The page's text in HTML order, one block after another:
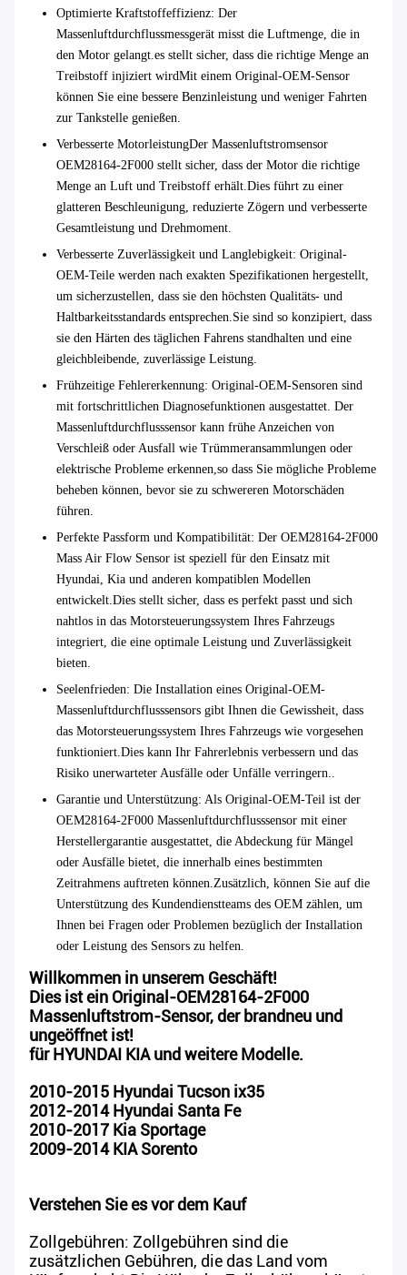
Optimierte Kraftstoffeffizienz: Der
Massenluftdurchflussmessgerät misst die Luftmenge, die in
den Motor gelangt.es stellt sicher, dass die richtige Menge an
Treibstoff injiziert wirdMit einem Original-OEM-Sensor
können Sie eine bessere Benzinleistung und weniger Fahrten
zur Tankstelle genießen.
Verbesserte MotorleistungDer Massenluftstromsensor
OEM28164-2F000 stellt sicher, dass der Motor die richtige
Menge an Luft und Treibstoff erhält.Dies führt zu einer
glatteren Beschleunigung, reduzierte Zögern und verbesserte
Gesamtleistung und Drehmoment.
Verbesserte Zuverlässigkeit und Langlebigkeit: Original-
OEM-Teile werden nach exakten Spezifikationen hergestellt,
um sicherzustellen, dass sie den höchsten Qualitäts- und
Haltbarkeitsstandards entsprechen.Sie sind so konzipiert, dass
sie den Härten des täglichen Fahrens standhalten und eine
gleichbleibende, zuverlässige Leistung.
Frühzeitige Fehlererkennung: Original-OEM-Sensoren sind
mit fortschrittlichen Diagnosefunktionen ausgestattet. Der
Massenluftdurchflusssensor kann frühe Anzeichen von
Verschleiß oder Ausfall wie Trümmeransammlungen oder
elektrische Probleme erkennen,so dass Sie mögliche Probleme
beheben können, bevor sie zu schwereren Motorschäden
führen.
Perfekte Passform und Kompatibilität: Der OEM28164-2F000
Mass Air Flow Sensor ist speziell für den Einsatz mit
Hyundai, Kia und anderen kompatiblen Modellen
entwickelt.Dies stellt sicher, dass es perfekt passt und sich
nahtlos in das Motorsteuerungssystem Ihres Fahrzeugs
integriert, die eine optimale Leistung und Zuverlässigkeit
bieten.
Seelenfrieden: Die Installation eines Original-OEM-
Massenluftdurchflusssensors gibt Ihnen die Gewissheit, dass
das Motorsteuerungssystem Ihres Fahrzeugs wie vorgesehen
funktioniert.Dies kann Ihr Fahrerlebnis verbessern und das
Risiko unerwarteter Ausfälle oder Unfälle verringern..
Garantie und Unterstützung: Als Original-OEM-Teil ist der
OEM28164-2F000 Massenluftdurchflusssensor mit einer
Herstellergarantie ausgestattet, die Abdeckung für Mängel
oder Ausfälle bietet, die innerhalb eines bestimmten
Zeitrahmens auftreten können.Zusätzlich, können Sie auf die
Unterstützung des Kundendienstteams des OEM zählen, um
Ihnen bei Fragen oder Problemen bezüglich der Installation
oder Leistung des Sensors zu helfen.
Willkommen in unserem Geschäft!
Dies ist ein Original-OEM28164-2F000
Massenluftstrom-Sensor, der brandneu und
ungeöffnet ist!
für HYUNDAI KIA und weitere Modelle.
2010-2015 Hyundai Tucson ix35
2012-2014 Hyundai Santa Fe
2010-2017 Kia Sportage
2009-2014 KIA Sorento
Verstehen Sie es vor dem Kauf
Zollgebühren: Zollgebühren sind die
zusätzlichen Gebühren, die das Land vom